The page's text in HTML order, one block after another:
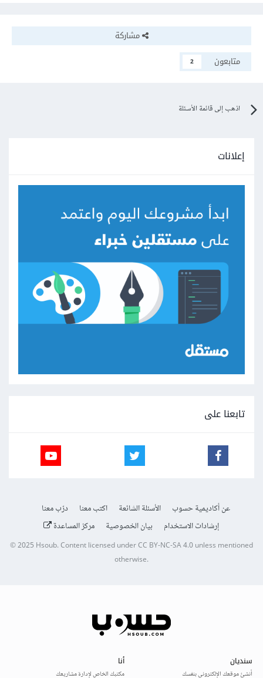
مشاركة
متابعون
2
اذهب إلى قائمة الأسئلة
إعلانات
تابعنا على
عن أكاديمية حسوب الأسئلة الشائعة اكتب معنا
درّب معنا
إرشادات الاستخدام
بيان الخصوصية مركز المساعدة
© 2025Hsoub.Content licensed underCC BY-NC-SA 4.0unless mentioned
otherwise.